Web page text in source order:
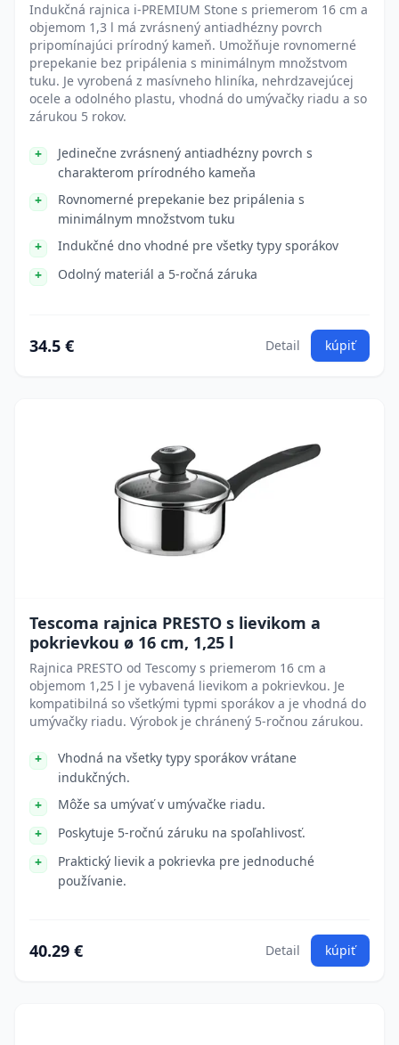
Indukčná rajnica i-PREMIUM Stone s priemerom 16 cm a
objemom 1,3 l má zvrásnený antiadhézny povrch
pripomínajúci prírodný kameň. Umožňuje rovnomerné
prepekanie bez pripálenia s minimálnym množstvom
tuku. Je vyrobená z masívneho hliníka, nehrdzavejúcej
ocele a odolného plastu, vhodná do umývačky riadu a so
zárukou 5 rokov.
Jedinečne zvrásnený antiadhézny povrch s
charakterom prírodného kameňa
Rovnomerné prepekanie bez pripálenia s
minimálnym množstvom tuku
Indukčné dno vhodné pre všetky typy sporákov
Odolný materiál a 5-ročná záruka
34.5 € Detail kúpiť
Tescoma rajnica PRESTO s lievikom a
pokrievkou ø 16 cm, 1,25 l
Rajnica PRESTO od Tescomy s priemerom 16 cm a
objemom 1,25 l je vybavená lievikom a pokrievkou. Je
kompatibilná so všetkými typmi sporákov a je vhodná do
umývačky riadu. Výrobok je chránený 5-ročnou zárukou.
Vhodná na všetky typy sporákov vrátane
indukčných.
Môže sa umývať v umývačke riadu.
Poskytuje 5-ročnú záruku na spoľahlivosť.
Praktický lievik a pokrievka pre jednoduché
používanie.
40.29 € Detail kúpiť